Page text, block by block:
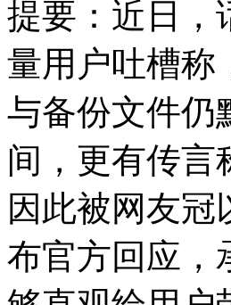
提要： 近日，
量用户吐槽称
与备份文件仍
间，更有传言
因此被网友冠
布官方回应，